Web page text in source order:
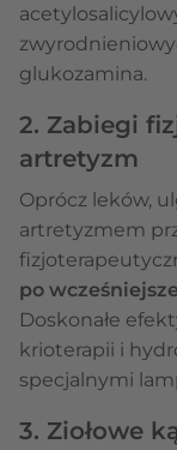
glukozamina.
2. Zabiegi
artretyzm
Oprócz leków,
artretyzmem
po
Doskonałe
krioterapii i
specjalnymi
3. Ziołowe